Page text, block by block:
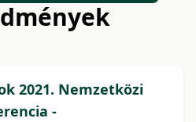
2021. Nemzetközi
-